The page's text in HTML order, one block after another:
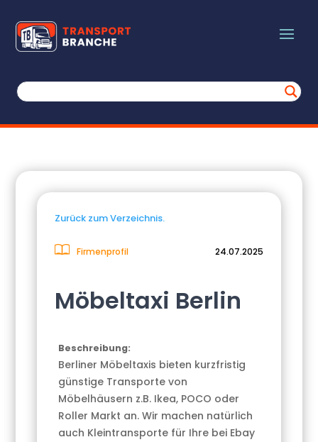
Zurück zum Verzeichnis.
Firmenprofil 24.07.2025
Möbeltaxi Berlin
Beschreibung:
Berliner Möbeltaxis bieten kurzfristig
günstige Transporte von
Möbelhäusern z.B. Ikea, POCO oder
Roller Markt an. Wir machen natürlich
auch Kleintransporte für Ihre bei Ebay